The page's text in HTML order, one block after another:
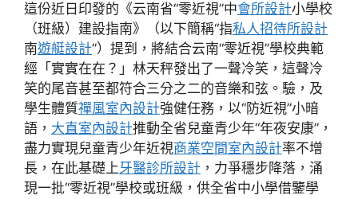
這份近日印發的《云南省“零近視”中會所設計小學校
（班級）建設指南》（以下簡稱“指私人招待所設計
南遊艇設計”）提到，將結合云南“零近視”學校典範
經「實實在在？」林天秤發出了一聲冷笑，這聲冷
笑的尾音甚至都符合三分之二的音樂和弦。驗，及
學生體質禪風室內設計強健任務，以“防近視”小暗
語， 大直室內設計推動全省兒童青少年“年夜安康”，
盡力實現兒童青少年近視商業空間室內設計率不增
長，在此基礎上牙醫診所設計 ，力爭穩步降落，涌
現一批“零近視”學校或班級，供全省中小學借鑒學